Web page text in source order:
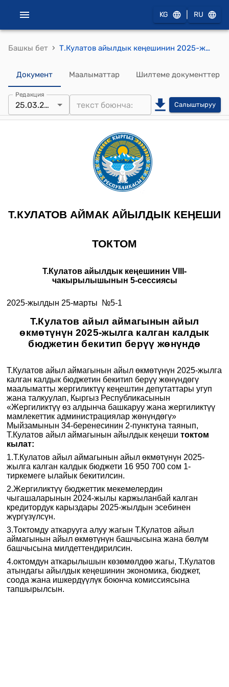
KG RU
Башкы бет › Т.Кулатов айылдык кеңешинин 2025-жылдын 25-мартындагы №5-1 Т.Кулатов айыл аймагынын айыл өкмөтүнүн 2025-жылга калган калдык бюджетин бекитип берүү жөнүндө токтому
Документ Маалыматтар Шилтеме документтер
Редакция
25.03.2025 Салыштыруу